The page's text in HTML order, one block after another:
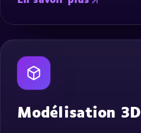
Modélisation 3D